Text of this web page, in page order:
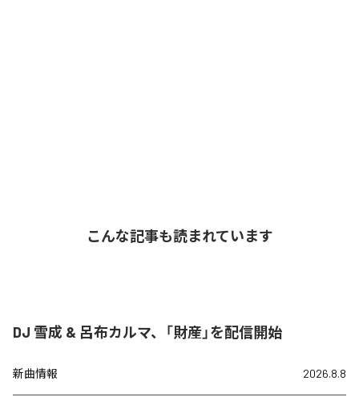
こんな記事も読まれています
DJ 雪成 & 呂布カルマ、「財産」を配信開始
新曲情報 2026.8.8